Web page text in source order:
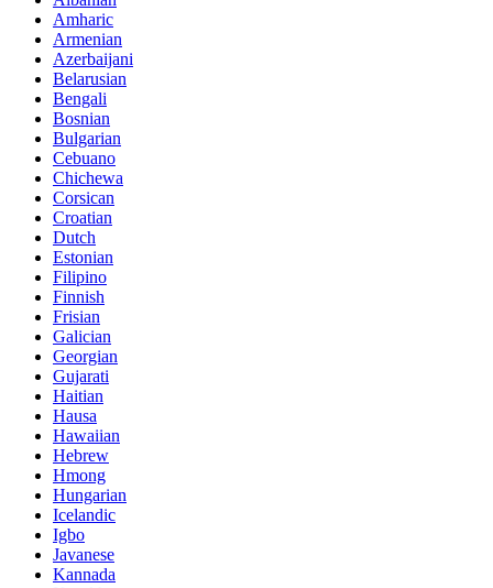
Amharic
Armenian
Azerbaijani
Belarusian
Bengali
Bosnian
Bulgarian
Cebuano
Chichewa
Corsican
Croatian
Dutch
Estonian
Filipino
Finnish
Frisian
Galician
Georgian
Gujarati
Haitian
Hausa
Hawaiian
Hebrew
Hmong
Hungarian
Icelandic
Igbo
Javanese
Kannada